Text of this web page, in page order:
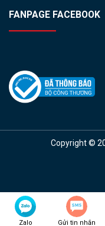
FANPAGE FACEBOOK
Copyright ©
Gửi tin nhắn
Zalo